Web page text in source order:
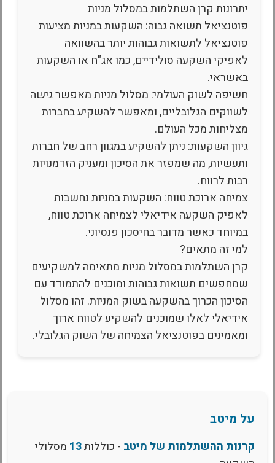
יתרונות קרן השתלמות במסלול מניות
פוטנציאל תשואה גבוה: השקעות במניות מציעות
פוטנציאל לתשואות גבוהות יותר בהשוואה
לאפיקי השקעה סולידיים, כמו אג"ח או השקעות
באשראי.
חשיפה לשוק העולמי: מסלול מניות מאפשר גישה
לשווקים הגלובליים, ומאפשר להשקיע בחברות
מצליחות מכל העולם.
גיוון השקעות: ניתן להשקיע במגוון רחב של חברות
ותעשיות, מה שמפזר את הסיכון ומעניק הזדמנויות
רבות לרווח.
צמיחה ארוכת טווח: השקעות במניות נחשבות
לאפיק השקעה אידיאלי לצמיחה ארוכת טווח,
במיוחד כאשר מדובר בחיסכון פנסיוני.
למי זה מתאים?
קרן השתלמות במסלול מניות מתאימה למשקיעים
שמחפשים תשואות גבוהות ומוכנים להתמודד עם
הסיכון הכרוך בהשקעה בשוק המניות. זהו מסלול
אידיאלי לאלו שמוכנים להשקיע לטווח ארוך
ומאמינים בפוטנציאל הצמיחה של השוק הגלובלי.
על מיטב
קרנות ההשתלמות של מיטב - כוללות13 מסלולי